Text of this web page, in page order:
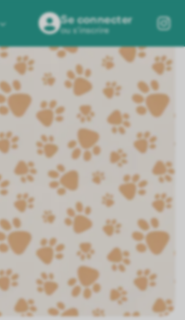
Se connecter
ou s'inscrire